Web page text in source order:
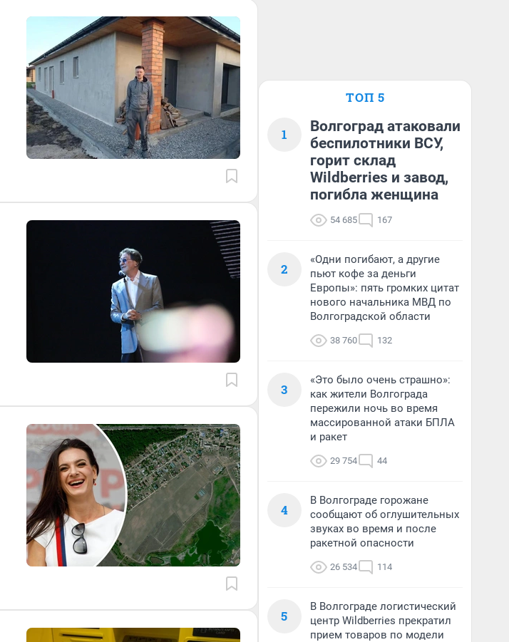
ТОП 5
1
Волгоград атаковали
беспилотники ВСУ,
горит склад
Wildberries и завод,
погибла женщина
54 685 167
2
«Одни погибают, а другие
пьют кофе за деньги
Европы»: пять громких цитат
нового начальника МВД по
Волгоградской области
38 760 132
3
«Это было очень страшно»:
как жители Волгограда
пережили ночь во время
массированной атаки БПЛА
и ракет
29 754 44
4
В Волгограде горожане
сообщают об оглушительных
звуках во время и после
ракетной опасности
26 534 114
5
В Волгограде логистический
центр Wildberries прекратил
прием товаров по модели